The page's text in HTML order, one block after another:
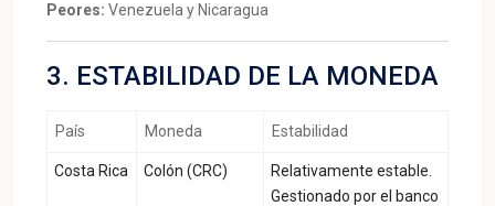
Peores: Venezuela y Nicaragua
3. ESTABILIDAD DE LA MONEDA
País Moneda Estabilidad
Costa Rica Colón (CRC)
Relativamente estable.
Gestionado por el banco